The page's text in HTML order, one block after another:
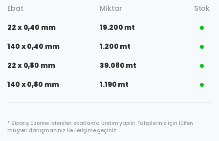
Ebat Miktar
Stok
22 x 0,40 mm
19.200 mt
140 x 0,40 mm
1.200 mt
22 x 0,80 mm
39.080 mt
140 x 0,80 mm
1.190 mt
* Sipariş üzerine istenilen ebatlarda üretim yapılır. Talepleriniz için lütfen
müşteri danışmanınız ile iletişime geçiniz.